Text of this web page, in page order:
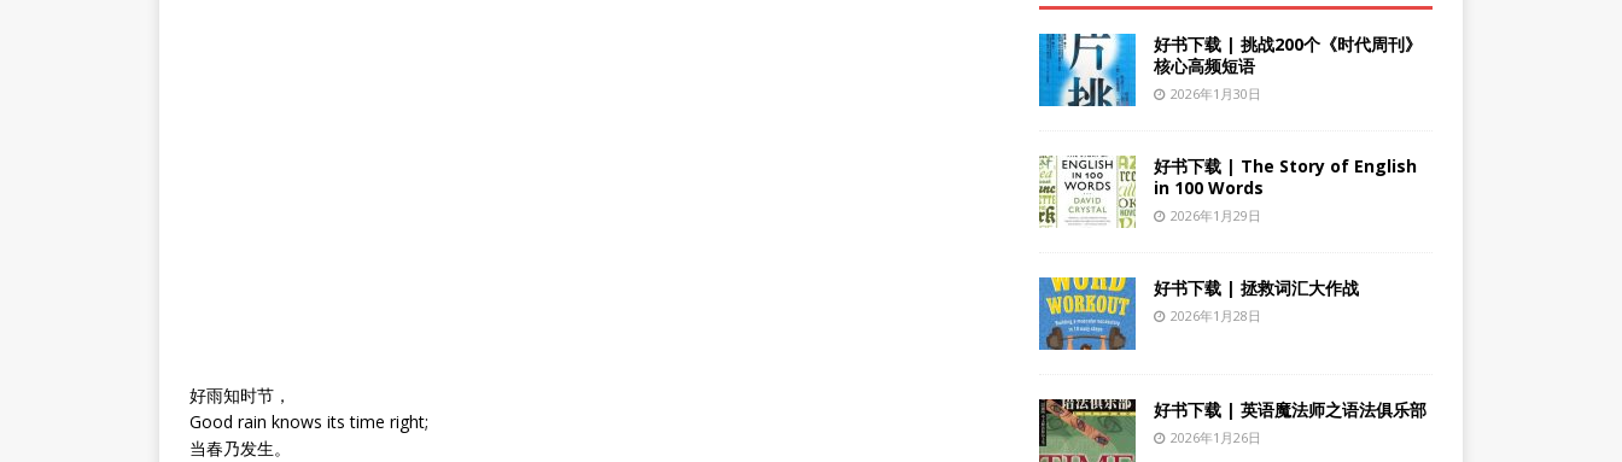
好雨知时节，
Good rain knows its time right;
当春乃发生。
好书下载 | 挑战200个《时代周刊》
核心高频短语
2026年1月30日
好书下载 | The Story of English
in 100 Words
2026年1月29日
好书下载 | 拯救词汇大作战
2026年1月28日
好书下载 | 英语魔法师之语法俱乐部
2026年1月26日